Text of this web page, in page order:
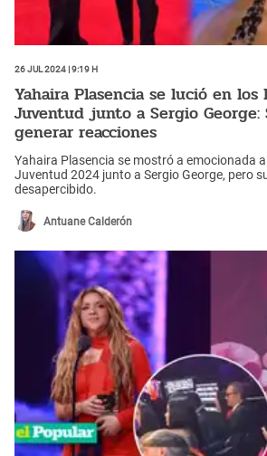
26 Jul 2024 | 9:19 h
Yahaira Plasencia se lució en los
Juventud junto a Sergio
generar reacciones
Yahaira Plasencia se mostró a emocionada
Juventud 2024 junto a Sergio George, pero
desapercibido.
Antuane Calderón